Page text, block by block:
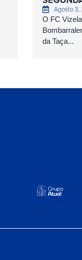
Agosto
O FC
da Taça...